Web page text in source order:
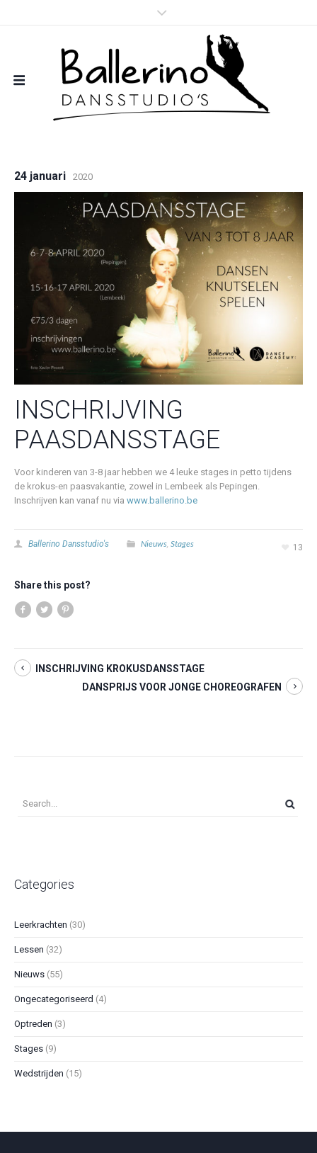
24 januari 2020
INSCHRIJVING
PAASDANSSTAGE
Voor kinderen van 3-8 jaar hebben we 4 leuke stages in petto tijdens
de krokus-en paasvakantie, zowel in Lembeek als Pepingen.
Inschrijven kan vanaf nu viawww.ballerino.be
13
Ballerino Dansstudio's Nieuws, Stages
Share this post?
INSCHRIJVING KROKUSDANSSTAGE
DANSPRIJS VOOR JONGE CHOREOGRAFEN
Categories
Leerkrachten (30)
Lessen (32)
Nieuws (55)
Ongecategoriseerd (4)
Optreden (3)
Stages (9)
Wedstrijden (15)